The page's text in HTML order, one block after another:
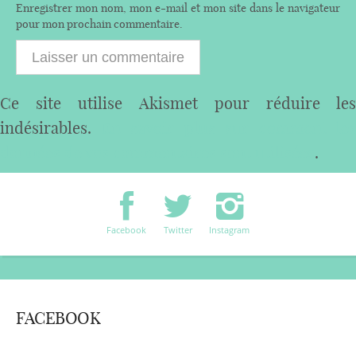
Enregistrer mon nom, mon e-mail et mon site dans le navigateur
pour mon prochain commentaire.
Ce site utilise Akismet pour réduire les
indésirables.
.
Facebook Twitter Instagram
FACEBOOK